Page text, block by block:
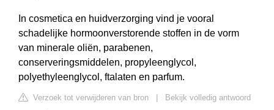
In cosmetica en huidverzorging vind je vooral
schadelijke hormoonverstorende stoffen in de vorm
van minerale oliën, parabenen,
conserveringsmiddelen, propyleenglycol,
polyethyleenglycol, ftalaten en parfum.
Verzoek tot verwijderen van bron
Bekijk volledig antwoord